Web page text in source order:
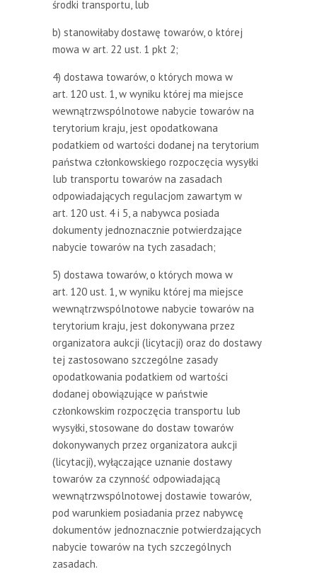
środki transportu, lub
b) stanowiłaby dostawę towarów, o której
mowa w art. 22 ust. 1 pkt 2;
4) dostawa towarów, o których mowa w
art. 120 ust. 1, w wyniku której ma miejsce
wewnątrzwspólnotowe nabycie towarów na
terytorium kraju, jest opodatkowana
podatkiem od wartości dodanej na terytorium
państwa członkowskiego rozpoczęcia wysyłki
lub transportu towarów na zasadach
odpowiadających regulacjom zawartym w
art. 120 ust. 4 i 5, a nabywca posiada
dokumenty jednoznacznie potwierdzające
nabycie towarów na tych zasadach;
5) dostawa towarów, o których mowa w
art. 120 ust. 1, w wyniku której ma miejsce
wewnątrzwspólnotowe nabycie towarów na
terytorium kraju, jest dokonywana przez
organizatora aukcji (licytacji) oraz do dostawy
tej zastosowano szczególne zasady
opodatkowania podatkiem od wartości
dodanej obowiązujące w państwie
członkowskim rozpoczęcia transportu lub
wysyłki, stosowane do dostaw towarów
dokonywanych przez organizatora aukcji
(licytacji), wyłączające uznanie dostawy
towarów za czynność odpowiadającą
wewnątrzwspólnotowej dostawie towarów,
pod warunkiem posiadania przez nabywcę
dokumentów jednoznacznie potwierdzających
nabycie towarów na tych szczególnych
zasadach.